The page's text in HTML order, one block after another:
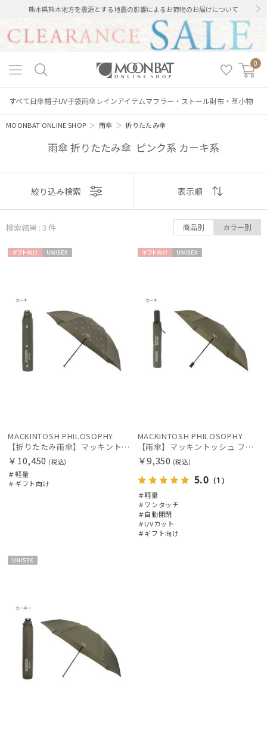
熊本県熊本地方を震源とする地震の影響によるお荷物のお届けについて
0
すべて日傘帽子UV手袋雨傘 レインアイテムマフラー・ストール財布・革小物
MOONBAT ONLINE SHOP ＞雨傘 ＞折りたたみ傘
雨傘 折りたたみ傘 ピンク系 カーキ系
絞り込み
カテゴリー
ブランド
マフラー・ストール・スカーフ
帽子
その他
表示
おすすめ
順
価格の低い
人気順
絞り込み検索 表示順
検索結果 : 3 件 商品別 カラー別
MACKINTOSH PHILOSOPHY
【折りたたみ雨傘】マッキントッシュ フィロソフィー（MACKINTOSH PHILOSOPHY）バーブレラ ランニングテリア
￥10,450 (税込)
＃軽量
＃ギフト向け
MACKINTOSH PHILOSOPHY
【雨傘】マッキントッシュ フィロソフィー (MACKINTOSH PHILOSOPHY) Birbrella AUTO-JUMP バーブレラ 自動開閉 折りたたみ
￥9,350 (税込)
5.0 （1）
＃軽量
＃ワンタッチ
＃自動開閉
＃UVカット
＃ギフト向け